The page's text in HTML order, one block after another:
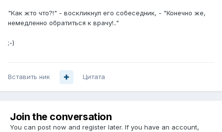
"Как жто что?!" - воскликнул его собеседник, - "Конечно же,
немедленно обратиться к врачу!.."
;-)
Вставить ник Цитата
Join the conversation
You can post now and register later. If you have an account,